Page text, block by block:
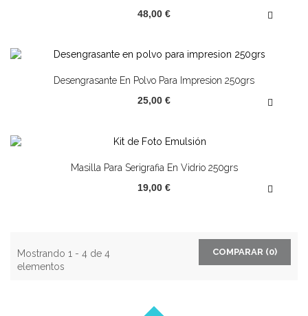
48,00 €
Desengrasante En Polvo Para Impresion 250grs
25,00 €
Masilla Para Serigrafia En Vidrio 250grs
19,00 €
Mostrando 1 - 4 de 4
elementos
COMPARAR (0)